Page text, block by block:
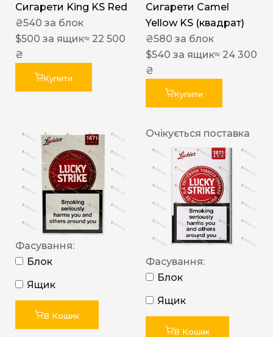
Сигарети King KS Red
₴540 за блок
$500 за ящик≈ 22 500
₴
Купити
Сигарети Camel
Yellow KS (квадрат)
₴580 за блок
$540 за ящик≈ 24 300
₴
Купити
Фасування:
Блок
Ящик
В Кошик
Очікується поставка
Фасування:
Блок
Ящик
В Кошик